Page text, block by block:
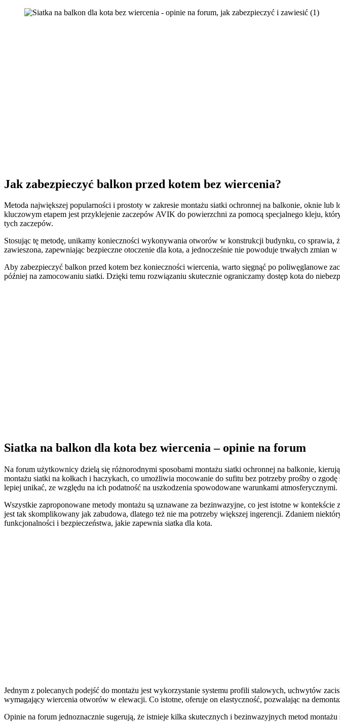
Jak zabezpieczyć balkon przed kotem bez wiercenia?
Metoda największej popularności i prostoty w zakresie montażu siatki ochronnej na balkonie, oknie
kluczowym etapem jest przyklejenie zaczepów AVIK do powierzchni za pomocą specjalnego kleju,
tych zaczepów.
Stosując tę metodę, unikamy konieczności wykonywania otworów w konstrukcji budynku, co sprawia,
zawieszona, zapewniając bezpieczne otoczenie dla kota, a jednocześnie nie powoduje trwałych zmian
Aby zabezpieczyć balkon przed kotem bez konieczności wiercenia, warto sięgnąć po poliwęglanowe
później na zamocowaniu siatki. Dzięki temu rozwiązaniu skutecznie ograniczamy dostęp kota do
Siatka na balkon dla kota bez wiercenia – opinie na forum
Na forum użytkownicy dzielą się różnorodnymi sposobami montażu siatki ochronnej na balkonie,
montażu siatki na kołkach i haczykach, co umożliwia mocowanie do sufitu bez potrzeby prośby o
lepiej unikać, ze względu na ich podatność na uszkodzenia spowodowane warunkami atmosferycznymi.
Wszystkie zaproponowane metody montażu są uznawane za bezinwazyjne, co jest istotne w
jest tak skomplikowany jak zabudowa, dlatego też nie ma potrzeby większej ingerencji. Zdaniem
funkcjonalności i bezpieczeństwa, jakie zapewnia siatka dla kota.
Jednym z polecanych podejść do montażu jest wykorzystanie systemu profili stalowych, uchwytów
wymagający wiercenia otworów w elewacji. Co istotne, oferuje on elastyczność, pozwalając na
Opinie na forum jednoznacznie sugerują, że istnieje kilka skutecznych i bezinwazyjnych metod